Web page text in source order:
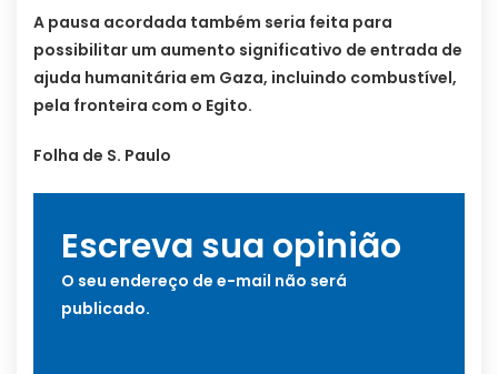
A pausa acordada também seria feita para
possibilitar um aumento significativo de entrada de
ajuda humanitária em Gaza, incluindo combustível,
pela fronteira com o Egito.
Folha de S. Paulo
Escreva sua opinião
O seu endereço de e-mail não será
publicado.